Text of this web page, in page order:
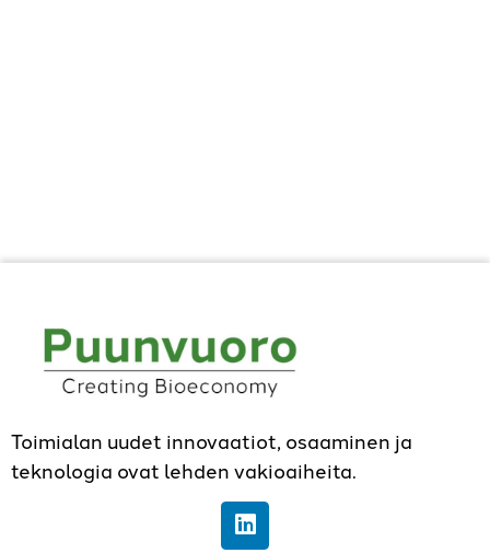
Toimialan uudet innovaatiot, osaaminen ja
teknologia ovat lehden vakioaiheita.